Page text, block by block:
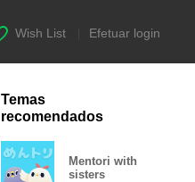
Wish List Efetuar login
Temas
recomendados
Mentori with
sisters